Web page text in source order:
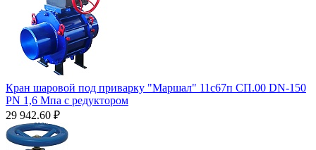
Кран шаровой под приварку "Маршал" 11с67п СП.00 DN-150
PN 1,6 Мпа с редуктором
29 942.60 ₽